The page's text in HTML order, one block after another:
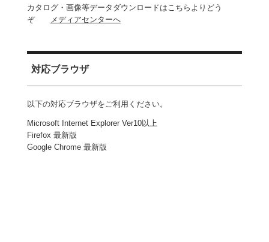
カタログ・画像等データダウンロードはこちらよりどう
ぞ
メディアセンターへ
対応ブラウザ
以下の対応ブラウザをご利用ください。
Microsoft Internet Explorer Ver10以上
Firefox 最新版
Google Chrome 最新版